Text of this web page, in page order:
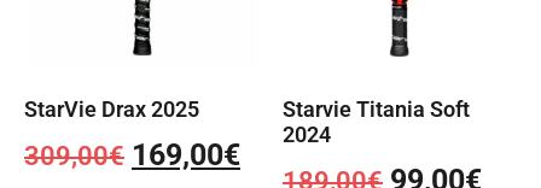
StarVie Drax 2025
309,00€ 169,00€
Starvie Titania Soft
2024
189,00€ 99,00€